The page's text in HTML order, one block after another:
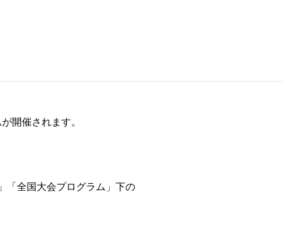
開催されます。
「全国大会プログラム」下の